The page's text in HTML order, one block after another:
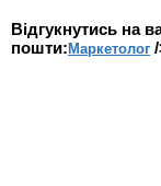
Відгукнутись на
пошти: Маркетолог